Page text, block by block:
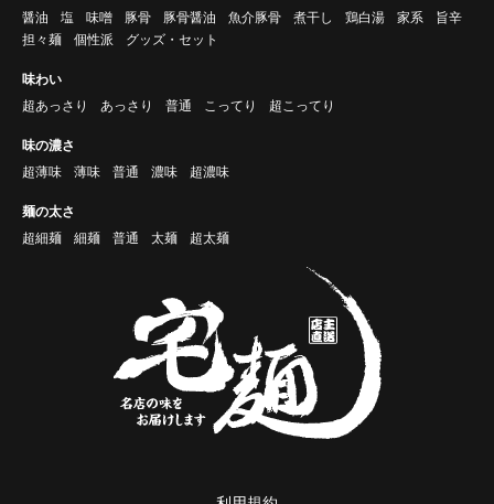
醤油
塩 味噌 豚骨 豚骨醤油 魚介豚骨 煮干し 鶏白湯 家系
旨辛
担々麺
個性派 グッズ・セット
味わい
超あっさり
あっさり 普通 こってり 超こってり
味の濃さ
超薄味
薄味 普通 濃味 超濃味
麺の太さ
超細麺
細麺 普通 太麺 超太麺